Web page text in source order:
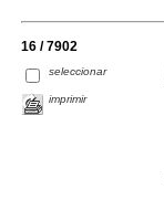
16 / 7902
seleccionar
imprimir